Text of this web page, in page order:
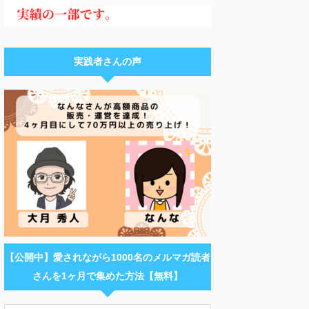
実践者さんの声
【公開中】愛されながら1000名のメルマガ読者
さんを1ヶ月で集めた方法【無料】